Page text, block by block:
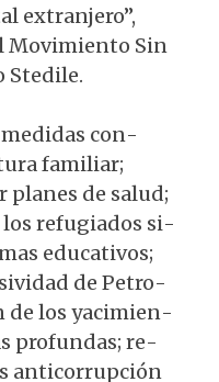
extranjero”,
Movimiento Sin
Stedile.
medidas con­
familiar;
planes de salud;
los refugiados si­
educativos;
de Petro­
de los yacimien­
profundas; re­
anticorrupción